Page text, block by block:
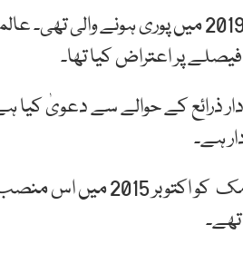
بریٹ مک کے عہدے کی معیاد فروری 2019 میں
پر اعتراض کیا تھا۔
دار ذرائع کے حوالے سے دعویٰ
ہے۔
سابق امریکی صدر بارک